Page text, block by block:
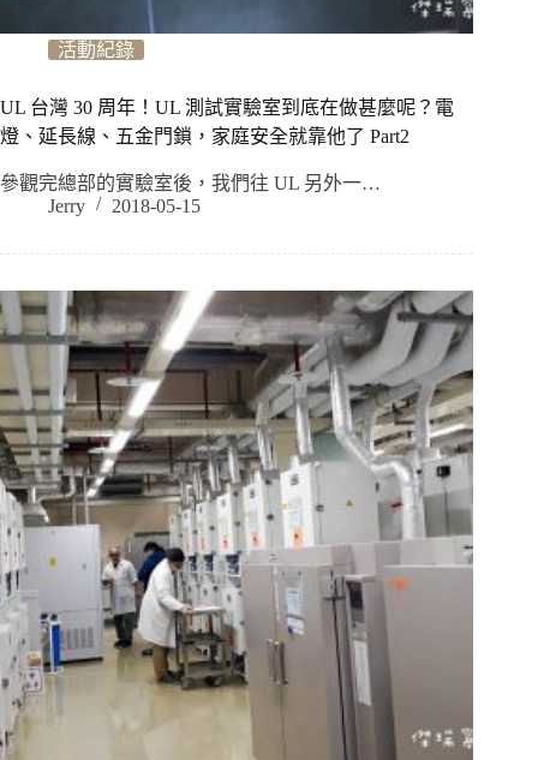
活動紀錄
UL 台灣 30 周年！UL 測試實驗室到底在做甚麼呢？電
燈、延長線、五金門鎖，家庭安全就靠他了 Part2
參觀完總部的實驗室後，我們往 UL 另外一…
Jerry
2018-05-15